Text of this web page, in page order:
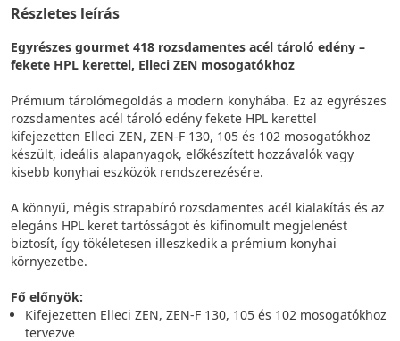
Részletes leírás
Egyrészes gourmet 418 rozsdamentes acél tároló edény –
fekete HPL kerettel, Elleci ZEN mosogatókhoz
Prémium tárolómegoldás a modern konyhába. Ez az egyrészes
rozsdamentes acél tároló edény fekete HPL kerettel
kifejezetten Elleci ZEN, ZEN-F 130, 105 és 102 mosogatókhoz
készült, ideális alapanyagok, előkészített hozzávalók vagy
kisebb konyhai eszközök rendszerezésére.
A könnyű, mégis strapabíró rozsdamentes acél kialakítás és az
elegáns HPL keret tartósságot és kifinomult megjelenést
biztosít, így tökéletesen illeszkedik a prémium konyhai
környezetbe.
Fő előnyök:
Kifejezetten Elleci ZEN, ZEN-F 130, 105 és 102 mosogatókhoz
tervezve